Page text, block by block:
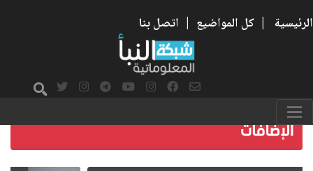
الرئيسية | كل المواضيع | اتصل بنا